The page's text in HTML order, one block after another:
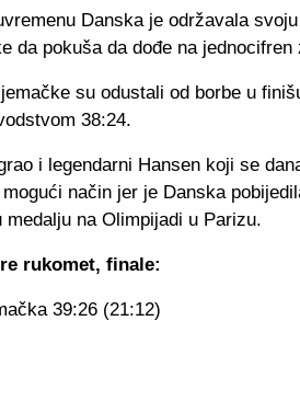
Danska je održavala
da pokuša da dođe na jednocifren
su odustali od borbe u
38:24.
i legendarni Hansen koji se
način jer je Danska
medalju na Olimpijadi u Parizu.
rukomet, finale:
39:26 (21:12)